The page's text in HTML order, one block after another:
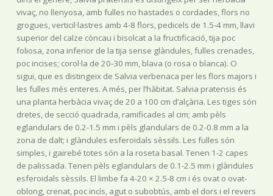
vivaç, no llenyosa, amb fulles no hastades o cordades, flors no
grogues, verticil·lastres amb 4-8 flors, pedicels de 1.5-4 mm, llavi
superior del calze còncau i bisolcat a la fructificació, tija poc
foliosa, zona inferior de la tija sense glàndules, fulles crenades,
poc incises; corol·la de 20-30 mm, blava (o rosa o blanca). O
sigui, que es distingeix de Salvia verbenaca per les flors majors i
les fulles més enteres. A més, per l’hàbitat. Salvia pratensis és
una planta herbàcia vivaç de 20 a 100 cm d’alçària. Les tiges són
dretes, de secció quadrada, ramificades al cim; amb pèls
eglandulars de 0.2-1.5 mm i pèls glandulars de 0.2-0.8 mm a la
zona de dalt; i glàndules esferoidals sèssils. Les fulles són
simples, i gairebé totes són a la roseta basal. Tenen 1-2 capes
de palissada. Tenen pèls eglandulars de 0.1-2.5 mm i glàndules
esferoidals sèssils. El limbe fa 4-20 × 2.5-8 cm i és ovat o ovat-
oblong, crenat, poc incís, agut o subobtús, amb el dors i el revers